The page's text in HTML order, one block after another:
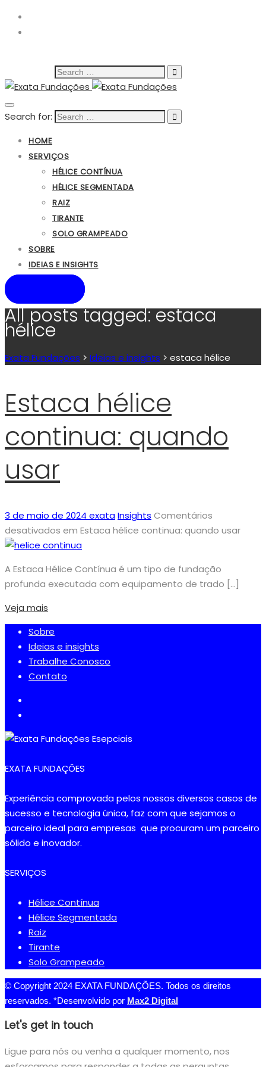
Search for:
HOME
SERVIÇOS
HÉLICE CONTÍNUA
HÉLICE SEGMENTADA
RAIZ
TIRANTE
SOLO GRAMPEADO
SOBRE
IDEIAS E INSIGHTS
All posts tagged: estaca
hélice
Exata Fundações > Ideias e insights > estaca hélice
Estaca hélice
continua: quando
usar
3 de maio de 2024 exataInsights Comentários
desativados em Estaca hélice continua: quando usar
A Estaca Hélice Contínua é um tipo de fundação
profunda executada com equipamento de trado […]
Veja mais
Sobre
Ideias e insights
Trabalhe Conosco
Contato
EXATA FUNDAÇÕES
Experiência comprovada pelos nossos diversos casos de
sucesso e tecnologia única, faz com que sejamos o
parceiro ideal para empresas que procuram um parceiro
sólido e inovador.
SERVIÇOS
Hélice Contínua
Hélice Segmentada
Raiz
Tirante
Solo Grampeado
© Copyright 2024 EXATA FUNDAÇÕES. Todos os direitos
reservados. *Desenvolvido por Max2 Digital
Let's get in touch
Ligue para nós ou venha a qualquer momento, nos